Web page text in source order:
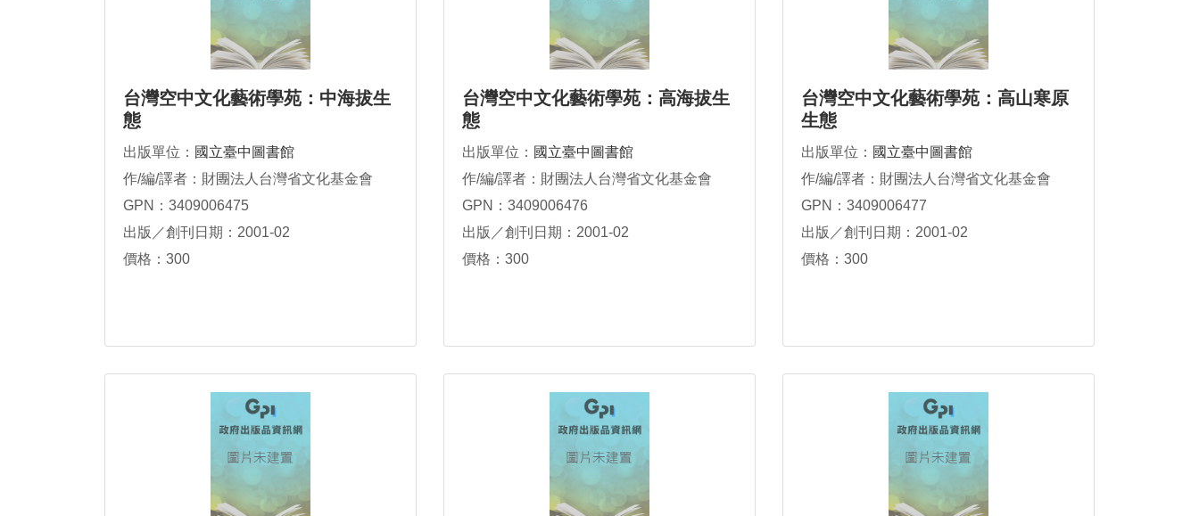
台灣空中文化藝術學苑：中海拔生
態
出版單位： 國立臺中圖書館
作/編/譯者：財團法人台灣省文化基金會
GPN：3409006475
出版／創刊日期：2001-02
價格：300
台灣空中文化藝術學苑：高海拔生
態
出版單位： 國立臺中圖書館
作/編/譯者：財團法人台灣省文化基金會
GPN：3409006476
出版／創刊日期：2001-02
價格：300
台灣空中文化藝術學苑：高山寒原
生態
出版單位： 國立臺中圖書館
作/編/譯者：財團法人台灣省文化基金會
GPN：3409006477
出版／創刊日期：2001-02
價格：300